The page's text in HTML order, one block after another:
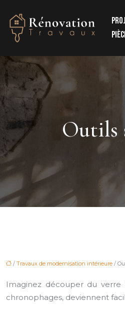
Outils
/ Travaux de modernisation intérieure /
Imaginez découper du
chronophages, deviennent